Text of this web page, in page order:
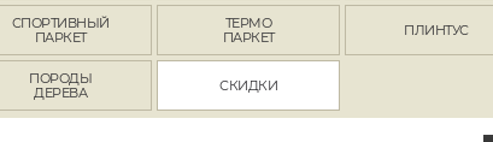
СПОРТИВНЫЙ
ПАРКЕТ
ТЕРМО
ПАРКЕТ
ПЛИНТУС
ПОРОДЫ
ДЕРЕВА
СКИДКИ